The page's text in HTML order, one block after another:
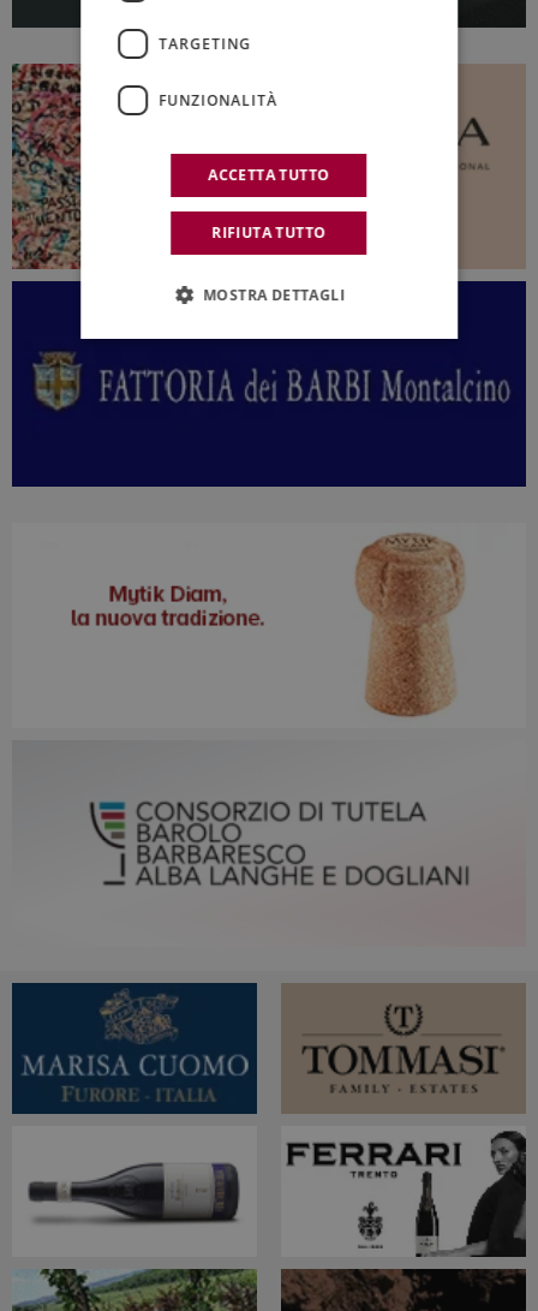
TARGETING
FUNZIONALITÀ
ACCETTA TUTTO
RIFIUTA TUTTO
MOSTRA DETTAGLI